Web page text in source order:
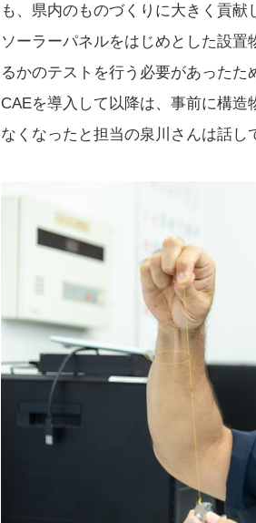
も、県内のものづくりに大きく貢献
ソーラーパネルをはじめとした設
るかのテストを行う必要があったた
CAEを導入して以降は、事前に構
なくなったと担当の泉川さんは話し